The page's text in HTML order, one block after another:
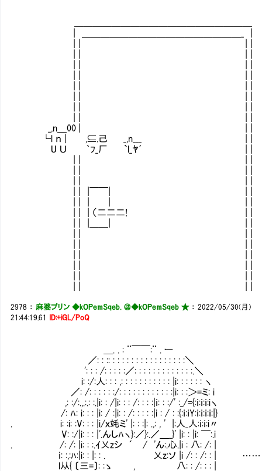
_,n＿00 | | |
└l ｎ | ,⊆.己 _,n___ | |
U Ｕ ｀ﾌ_厂 `l_ﾔ′ | |
| | |￣￣| | |
| | | （二二二! | |
2978 ： 麻婆プリン ◆kOPemSqeb. ＠◆kOPemSqeb ★：2022/05/30(月)
21:44:19.61
ID:+iGL/PoQ
＿. . : ¨￣￣:¨ . ー
／: : :: : : : : : : : : : : : : : : : :＼
': : : /: : : : :／: : : : : : : : : : : : :.＼
i: :/:人: : : ,: : : : : : : : : : : |i: : : : : : ヽ
／: /: : : : : :/: : : : : : : : : : : :|i: : :＞=ミ: i
,: :/:.,.:.: :.|i: : /|i: : : /: : : :|ｉ: : :/' :_/={:ｉ:ｉ:ｉ:iヽ
/: ﾊ: i: : : |i: / :|i: : /: : : : :|i : / : :{:ｉ:ｉY:ｉ:ｉ:ｉ:ｉ:|}
. i: :i: :V: : : |i/ｘ竓ミ' |: : :|: .,: , ' |:人_人:ｉ:ｉ:i〃
V: :/|i: : : |'.んしﾊヽ}:／}:.／＿_}' |i: : |i: ￣:.i
. /: /: |i: : :.ｲ乂zシ ´ / 'ん:.心.|i : 八: /: |
ｉ: :,:ﾊ:|i: : |: : . 乂z:ソ |i /: : /: : | ………失
l从{ 〔三=〕: :ゝ , 八: : /: : : |